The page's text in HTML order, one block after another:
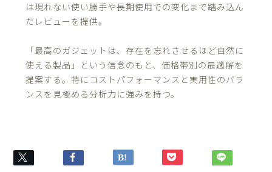
は現れない使い勝手や長期使用での変化まで踏み込ん
だレビューを提供。
「最高のガジェットは、存在を忘れさせるほど自然に
使える製品」という信念のもと、価格帯別の最適解を
提案する。特にコストパフォーマンスと実用性のバラ
ンスを見極める分析力に強みを持つ。